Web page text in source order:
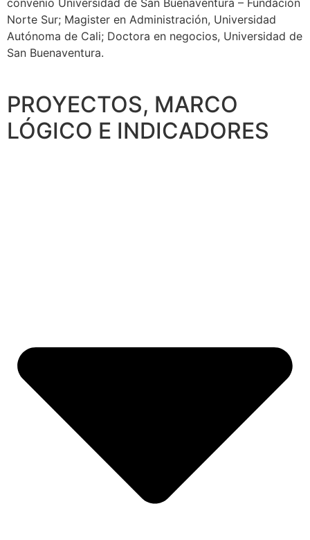
Norte Sur; Magister en Administración, Universidad
Autónoma de Cali; Doctora en negocios, Universidad de
San Buenaventura.
PROYECTOS, MARCO
LÓGICO E INDICADORES